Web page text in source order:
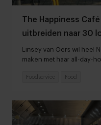
The Happiness
uitbreiden naar 30
Linsey van Oers wil heel
maken met haar all-day-
Foodservice Food